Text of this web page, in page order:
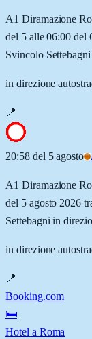
A1 Diramazione
del 5 alle 06:00 del
Svincolo
in direzione
📍
20:58 del 5 agosto
A1 Diramazione
del 5 agosto 2026
Settebagni in
in direzione
📍
Booking.com
🛏️
Hotel a Roma